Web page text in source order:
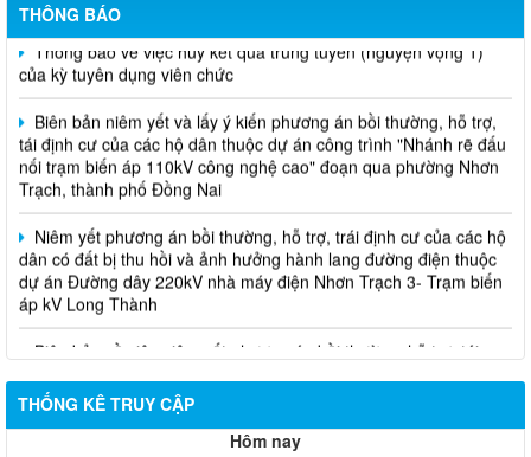
THÔNG BÁO
Thông báo về việc hủy kết quả trúng tuyển (nguyện vọng 1)
của kỳ tuyên dụng viên chức
Biên bản niêm yết và lấy ý kiến phương án bồi thường, hỗ trợ,
tái định cư của các hộ dân thuộc dự án công trình "Nhánh rẽ đấu
nối trạm biến áp 110kV công nghệ cao" đoạn qua phường Nhơn
Trạch, thành phố Đồng Nai
Niêm yết phương án bồi thường, hỗ trợ, trái định cư của các hộ
dân có đất bị thu hồi và ảnh hưởng hành lang đường điện thuộc
dự án Đường dây 220kV nhà máy điện Nhơn Trạch 3- Trạm biến
áp kV Long Thành
Biên bản về việc niêm yết phương án bồi thường, hỗ trợ, tái
định cư của các hộ dân có đất bị thu hồi thuộc dự án nâng cấp
51, huyện Long Thành và huyện Nhơn Trạch
THỐNG KÊ TRUY CẬP
Hôm nay